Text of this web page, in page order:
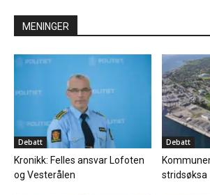
MENINGER
Debatt
Kronikk: Felles ansvar Lofoten
og Vesterålen
Debatt
stridsøksa